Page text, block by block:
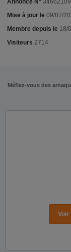
Annonce N°
Mise à jour le 09/07/
Membre depuis le 18/
Visiteurs 2714
Méfiez-vous des
Voir